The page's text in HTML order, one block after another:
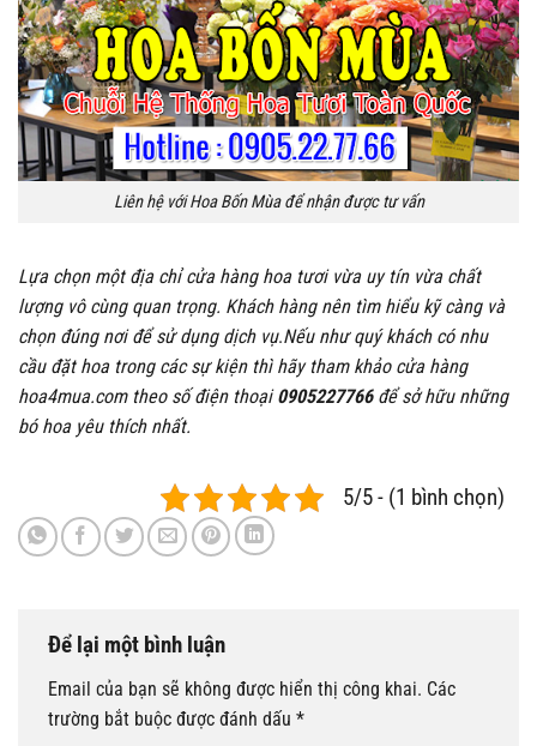
Liên hệ với Hoa Bốn Mùa để nhận được tư vấn
Lựa chọn một địa chỉ cửa hàng hoa tươi vừa uy tín vừa chất
lượng vô cùng quan trọng. Khách hàng nên tìm hiểu kỹ càng và
chọn đúng nơi để sử dụng dịch vụ.Nếu như quý khách có nhu
cầu đặt hoa trong các sự kiện thì hãy tham khảo cửa hàng
hoa4mua.com theo số điện thoại0905227766để sở hữu những
bó hoa yêu thích nhất.
5/5 - (1 bình chọn)
Để lại một bình luận
Email của bạn sẽ không được hiển thị công khai. Các
trường bắt buộc được đánh dấu *